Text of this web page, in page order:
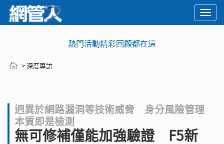
熱門活動精彩回顧都在這
> 深度專訪
迥異於網路漏洞等技術威脅 身分風險管理
本質即是檢測
無可修補僅能加強驗證 F5新